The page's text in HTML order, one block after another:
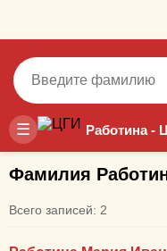
☰
Фамилия
Всего записей: 2